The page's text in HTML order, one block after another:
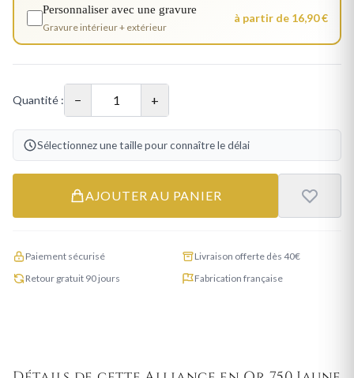
Personnaliser avec une gravure
Gravure intérieur + extérieur
à partir de 16,90 €
Quantité : − +
Sélectionnez une taille pour connaître le délai
AJOUTER AU PANIER
Paiement sécurisé
Livraison offerte dès 40€
Retour gratuit 90 jours
Fabrication française